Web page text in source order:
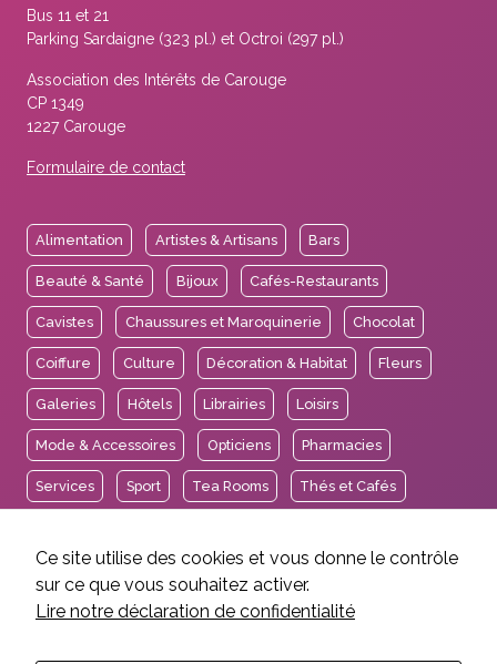
Bus 11 et 21
Parking Sardaigne (323 pl.) et Octroi (297 pl.)
Association des Intérêts de Carouge
CP 1349
1227 Carouge
Formulaire de contact
Alimentation Artistes & Artisans Bars
Beauté & Santé Bijoux Cafés-Restaurants
Cavistes Chaussures et Maroquinerie Chocolat
Coiffure Culture Décoration & Habitat Fleurs
Galeries Hôtels Librairies Loisirs
Mode & Accessoires Opticiens Pharmacies
Services Sport Tea Rooms Thés et Cafés
Ce site utilise des cookies et vous donne le contrôle
sur ce que vous souhaitez activer.
Lire notre déclaration de confidentialité